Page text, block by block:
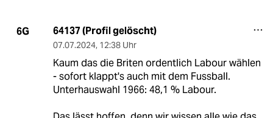
6G 64137 (Profil gelöscht)
07.07.2024, 12:38 Uhr
Kaum das die Briten ordentlich Labour wählen
- sofort klappt's auch mit dem Fussball.
Unterhauswahl 1966: 48,1 % Labour.